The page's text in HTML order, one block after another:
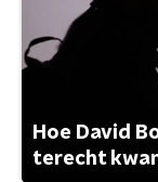
Hoe David
terecht